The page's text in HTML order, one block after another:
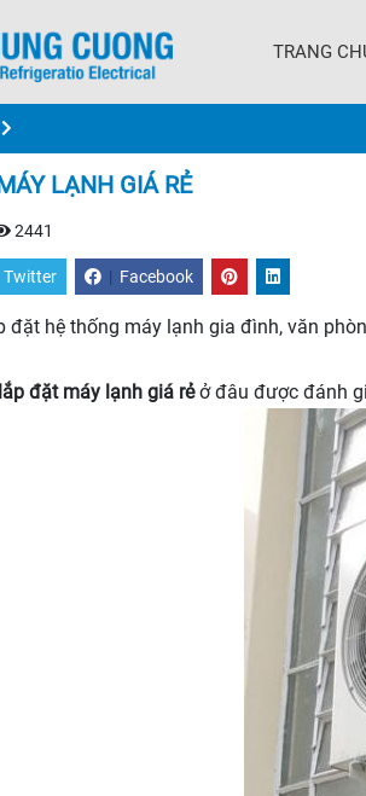
TRANG
LẠNH GIÁ RẺ
2441
Twitter | Facebook
đặt hệ thống máy lạnh gia đình, văn
lắp đặt máy lạnh giá rẻở đâu được đánh